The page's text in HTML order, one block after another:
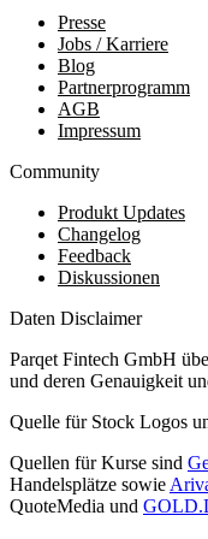
Presse
Jobs / Karriere
Blog
Partnerprogramm
AGB
Impressum
Community
Produkt Updates
Changelog
Feedback
Diskussionen
Daten Disclaimer
Parqet Fintech GmbH
und deren Genauigkeit
Quelle für Stock Logos
Quellen für Kurse sind
Handelsplätze sowie
QuoteMedia und